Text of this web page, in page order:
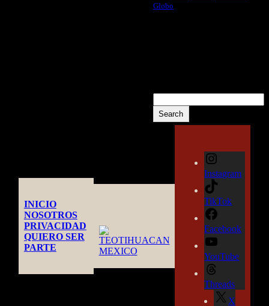
Globo
Search
INICIO
NOSOTROS
PRIVACIDAD
QUIERO SER
PARTE
Instagram
TikTok
Facebook
YouTube
Threads
X